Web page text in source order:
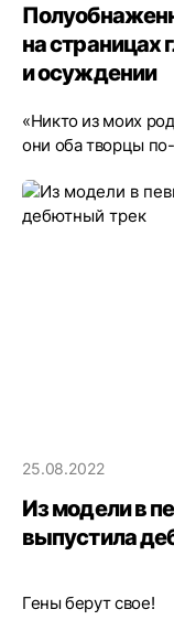
на страницах
и осуждении
«Никто из моих
они оба творцы
25.08.2022
Из модели в
выпустила
Гены берут свое!